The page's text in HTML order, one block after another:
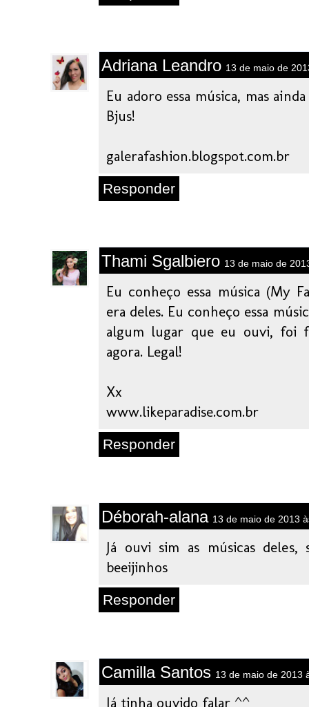
Adriana Leandro 13 de maio de
Eu adoro essa música, mas
Bjus!
galerafashion.blogspot.com.br
Responder
Thami Sgalbiero 13 de maio de
Eu conheço essa música (My
era deles. Eu conheço essa
algum lugar que eu ouvi, foi
agora. Legal!
Xx
www.likeparadise.com.br
Responder
Déborah-alana 13 de maio de 2013
Já ouvi sim as músicas
beeijinhos
Responder
Camilla Santos 13 de maio de 2013
Já tinha ouvido falar ^^